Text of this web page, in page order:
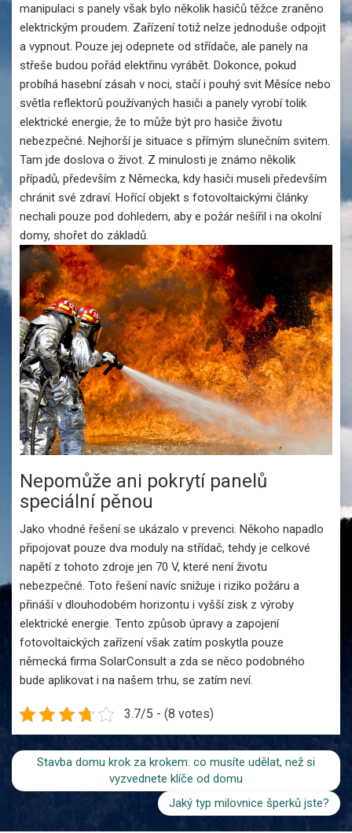
manipulaci s panely však bylo několik hasičů těžce zraněno
elektrickým proudem. Zařízení totiž nelze jednoduše odpojit
a vypnout. Pouze jej odepnete od střídače, ale panely na
střeše budou pořád elektřinu vyrábět. Dokonce, pokud
probíhá hasební zásah v noci, stačí i pouhý svit Měsíce nebo
světla reflektorů používaných hasiči a panely vyrobí tolik
elektrické energie, že to může být pro hasiče životu
nebezpečné. Nejhorší je situace s přímým slunečním svitem.
Tam jde doslova o život. Z minulosti je známo několik
případů, především z Německa, kdy hasiči museli především
chránit své zdraví. Hořící objekt s fotovoltaickými články
nechali pouze pod dohledem, aby e požár nešířil i na okolní
domy, shořet do základů.
Nepomůže ani pokrytí panelů
speciální pěnou
Jako vhodné řešení se ukázalo v prevenci. Někoho napadlo
připojovat pouze dva moduly na střídač, tehdy je celkové
napětí z tohoto zdroje jen 70 V, které není životu
nebezpečné. Toto řešení navíc snižuje i riziko požáru a
přináší v dlouhodobém horizontu i vyšší zisk z výroby
elektrické energie. Tento způsob úpravy a zapojení
fotovoltaických zařízení však zatím poskytla pouze
německá firma SolarConsult a zda se něco podobného
bude aplikovat i na našem trhu, se zatím neví.
3.7/5 - (8 votes)
Stavba domu krok za krokem: co musíte udělat, než si
vyzvednete klíče od domu
Jaký typ milovnice šperků jste?